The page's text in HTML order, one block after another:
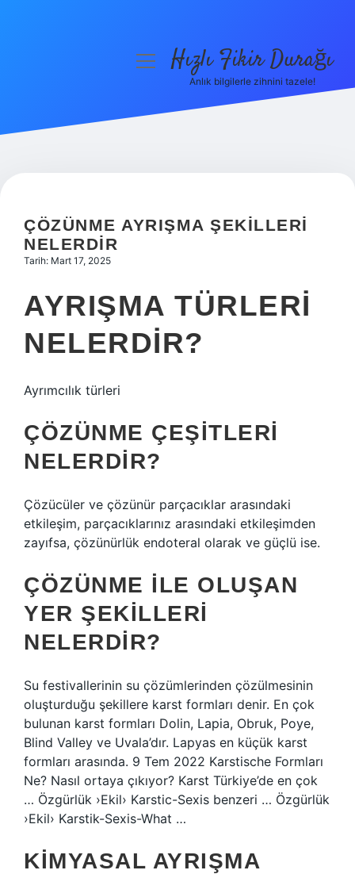
Hakkımızda
menüyüHızlı Fikir Durağı
Anlık bilgilerle zihnini tazele!
ÇÖZÜNME AYRIŞMA ŞEKILLERI
NELERDIR
Tarih: Mart 17, 2025
AYRIŞMA TÜRLERI
NELERDIR?
Ayrımcılık türleri
ÇÖZÜNME ÇEŞITLERI
NELERDIR?
Çözücüler ve çözünür parçacıklar arasındaki
etkileşim, parçacıklarınız arasındaki etkileşimden
zayıfsa, çözünürlük endoteral olarak ve güçlü ise.
ÇÖZÜNME ILE OLUŞAN
YER ŞEKILLERI
NELERDIR?
Su festivallerinin su çözümlerinden çözülmesinin
oluşturduğu şekillere karst formları denir. En çok
bulunan karst formları Dolin, Lapia, Obruk, Poye,
Blind Valley ve Uvala’dır. Lapyas en küçük karst
formları arasında. 9 Tem 2022 Karstische Formları
Ne? Nasıl ortaya çıkıyor? Karst Türkiye’de en çok
… Özgürlük ›Ekil› Karstic-Sexis benzeri … Özgürlük
›Ekil› Karstik-Sexis-What …
KIMYASAL AYRIŞMA